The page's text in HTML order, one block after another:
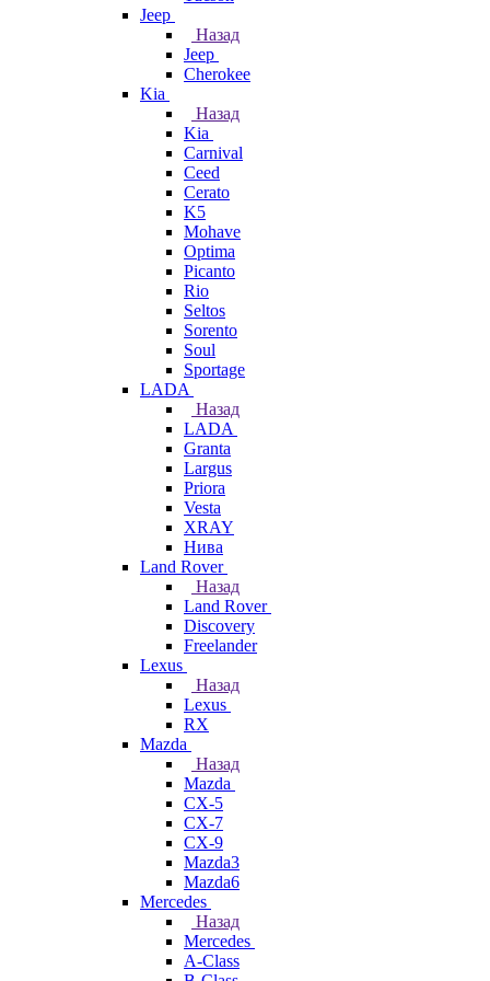
Jeep
Назад
Jeep
Cherokee
Kia
Назад
Kia
Carnival
Ceed
Cerato
K5
Mohave
Optima
Picanto
Rio
Seltos
Sorento
Soul
Sportage
LADA
Назад
LADA
Granta
Largus
Priora
Vesta
XRAY
Нива
Land Rover
Назад
Land Rover
Discovery
Freelander
Lexus
Назад
Lexus
RX
Mazda
Назад
Mazda
CX-5
CX-7
CX-9
Mazda3
Mazda6
Mercedes
Назад
Mercedes
A-Class